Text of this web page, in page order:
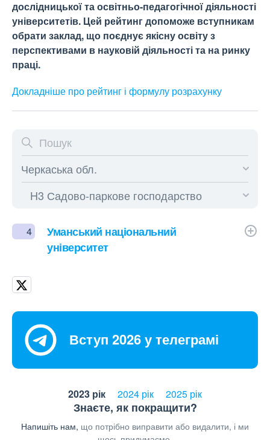
дослідницької та освітньо-педагогічної діяльності
університетів. Цей рейтинг допоможе вступникам
обрати заклад, що поєднує якісну освіту з
перспективами в науковій діяльності та на ринку
праці.
Докладніше про рейтинг і формулу розрахунку
4
Уманський національний
університет
Вступ 2026 у телеграмі
2023 рік 2024 рік 2025 рік
Знаєте, як покращити?
Напишіть нам, що потрібно виправити або видалити, і ми